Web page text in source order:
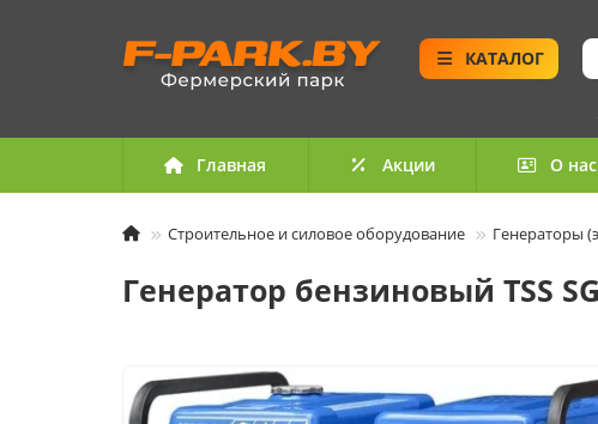
КАТАЛОГ
Главная Акции О нас
Строительное и силовое оборудование Генераторы
Генератор бензиновый TSS